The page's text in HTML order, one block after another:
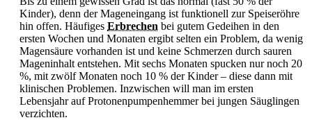
Kinder), denn der Mageneingang ist funktionell zur Speiseröhre
hin offen. Häufiges Erbrechen bei gutem Gedeihen in den
ersten Wochen und Monaten ergibt selten ein Problem, da wenig
Magensäure vorhanden ist und keine Schmerzen durch sauren
Mageninhalt entstehen. Mit sechs Monaten spucken nur noch 20
%, mit zwölf Monaten noch 10 % der Kinder – diese dann mit
klinischen Problemen. Inzwischen will man im ersten
Lebensjahr auf Protonenpumpenhemmer bei jungen Säuglingen
verzichten.